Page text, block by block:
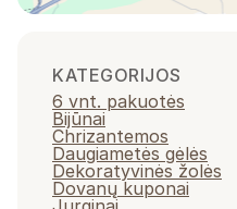
KATEGORIJOS
6 vnt. pakuotės
Bijūnai
Chrizantemos
Daugiametės gėlės
Dekoratyvinės žolės
Dovanų kuponai